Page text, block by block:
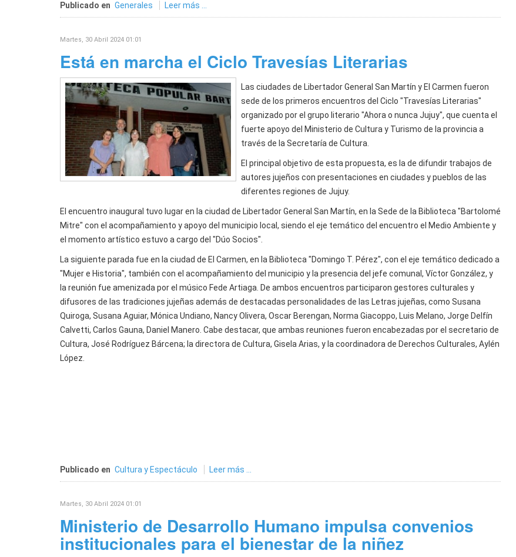
Publicado en Generales Leer más ...
Martes, 30 Abril 2024 01:01
Está en marcha el Ciclo Travesías Literarias
Las ciudades de Libertador General San Martín y El Carmen fueron
sede de los primeros encuentros del Ciclo "Travesías Literarias"
organizado por el grupo literario "Ahora o nunca Jujuy", que cuenta el
fuerte apoyo del Ministerio de Cultura y Turismo de la provincia a
través de la Secretaría de Cultura.
El principal objetivo de esta propuesta, es la de difundir trabajos de
autores jujeños con presentaciones en ciudades y pueblos de las
diferentes regiones de Jujuy.
El encuentro inaugural tuvo lugar en la ciudad de Libertador General San Martín, en la Sede de la Biblioteca "Bartolomé
Mitre" con el acompañamiento y apoyo del municipio local, siendo el eje temático del encuentro el Medio Ambiente y
el momento artístico estuvo a cargo del "Dúo Socios".
La siguiente parada fue en la ciudad de El Carmen, en la Biblioteca "Domingo T. Pérez", con el eje temático dedicado a
"Mujer e Historia", también con el acompañamiento del municipio y la presencia del jefe comunal, Víctor González, y
la reunión fue amenizada por el músico Fede Artiaga. De ambos encuentros participaron gestores culturales y
difusores de las tradiciones jujeñas además de destacadas personalidades de las Letras jujeñas, como Susana
Quiroga, Susana Aguiar, Mónica Undiano, Nancy Olivera, Oscar Berengan, Norma Giacoppo, Luis Melano, Jorge Delfín
Calvetti, Carlos Gauna, Daniel Manero. Cabe destacar, que ambas reuniones fueron encabezadas por el secretario de
Cultura, José Rodríguez Bárcena; la directora de Cultura, Gisela Arias, y la coordinadora de Derechos Culturales, Aylén
López.
Publicado en Cultura y Espectáculo Leer más ...
Martes, 30 Abril 2024 01:01
Ministerio de Desarrollo Humano impulsa convenios
institucionales para el bienestar de la niñez